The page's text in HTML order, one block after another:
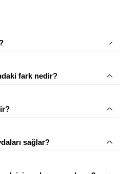
fark nedir?
sağlar?